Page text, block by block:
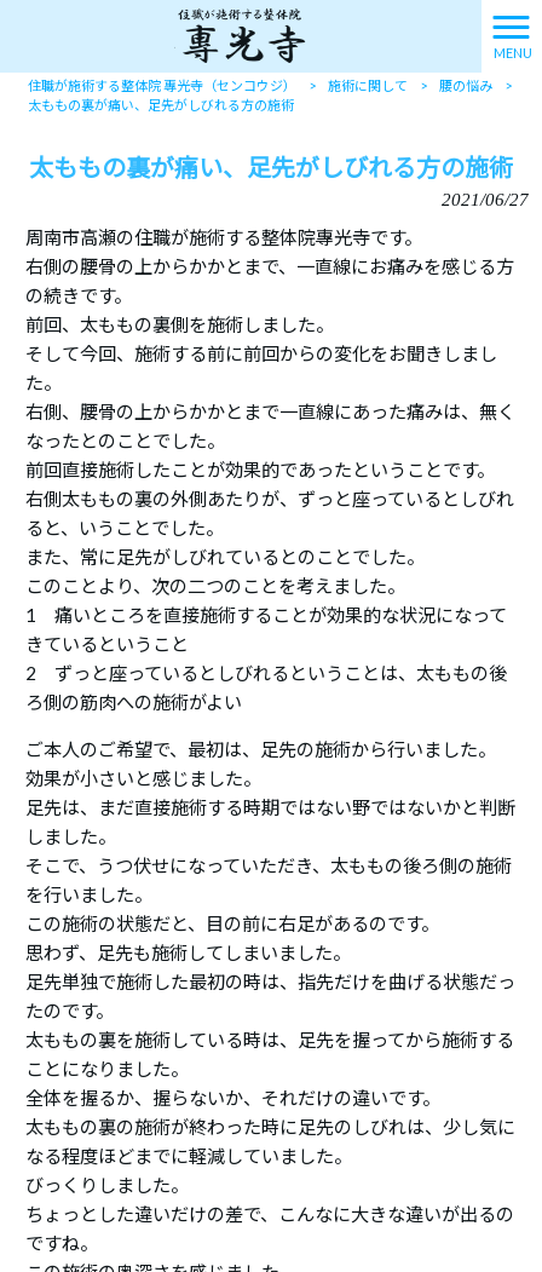
MENU
住職が施術する整体院 專光寺（センコウジ） > 施術に関して > 腰の悩み
>
太ももの裏が痛い、足先がしびれる方の施術
太ももの裏が痛い、足先がしびれる方の施術
2021/06/27
周南市高瀬の住職が施術する整体院專光寺です。
右側の腰骨の上からかかとまで、一直線にお痛みを感じる方
の続きです。
前回、太ももの裏側を施術しました。
そして今回、施術する前に前回からの変化をお聞きしまし
た。
右側、腰骨の上からかかとまで一直線にあった痛みは、無く
なったとのことでした。
前回直接施術したことが効果的であったということです。
右側太ももの裏の外側あたりが、ずっと座っているとしびれ
ると、いうことでした。
また、常に足先がしびれているとのことでした。
このことより、次の二つのことを考えました。
1 痛いところを直接施術することが効果的な状況になって
きているということ
2 ずっと座っているとしびれるということは、太ももの後
ろ側の筋肉への施術がよい
ご本人のご希望で、最初は、足先の施術から行いました。
効果が小さいと感じました。
足先は、まだ直接施術する時期ではない野ではないかと判断
しました。
そこで、うつ伏せになっていただき、太ももの後ろ側の施術
を行いました。
この施術の状態だと、目の前に右足があるのです。
思わず、足先も施術してしまいました。
足先単独で施術した最初の時は、指先だけを曲げる状態だっ
たのです。
太ももの裏を施術している時は、足先を握ってから施術する
ことになりました。
全体を握るか、握らないか、それだけの違いです。
太ももの裏の施術が終わった時に足先のしびれは、少し気に
なる程度ほどまでに軽減していました。
びっくりしました。
ちょっとした違いだけの差で、こんなに大きな違いが出るの
ですね。